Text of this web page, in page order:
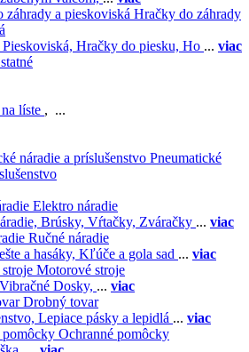
Hračky do záhrady
Pieskoviská, Hračky do piesku, Ho ... viac
líste , ...
Pneumatické
Elektro náradie
Brúsky, Vŕtačky, Zváračky ... viac
Ručné náradie
a hasáky, Kľúče a gola sad ... viac
Motorové stroje
Vibračné Dosky, ... viac
Drobný tovar
Lepiace pásky a lepidlá ... viac
Ochranné pomôcky